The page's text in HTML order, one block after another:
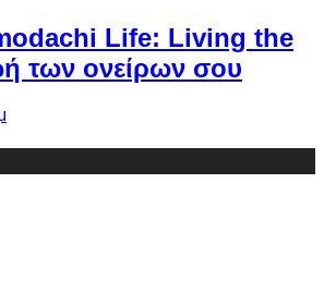
Life: Living the
των ονείρων σου